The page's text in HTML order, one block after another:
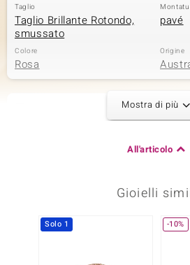
Taglio
Taglio Brillante Rotondo,
smussato
pavé
Colore
Rosa
Origine
Seconda pietra preziosa
Mostra di più
All'articolo
Gioielli
Solo 1 -10%